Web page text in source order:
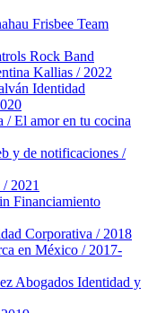
Frisbee Team
Rock Band
Kallias / 2022
Identidad
/ El amor en tu cocina
y de notificaciones /
2021
Financiamiento
Corporativa / 2018
en México / 2017-
Abogados Identidad y